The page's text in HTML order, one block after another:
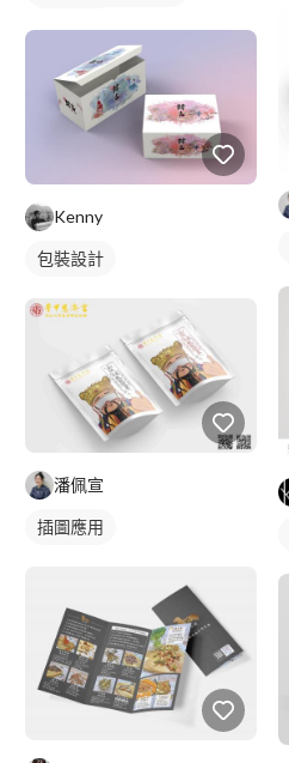
Kenny
包裝設計
潘佩宣
插圖應用